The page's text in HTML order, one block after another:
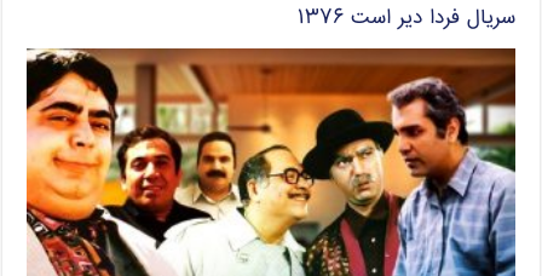
سریال فردا دیر است ۱۳۷۶